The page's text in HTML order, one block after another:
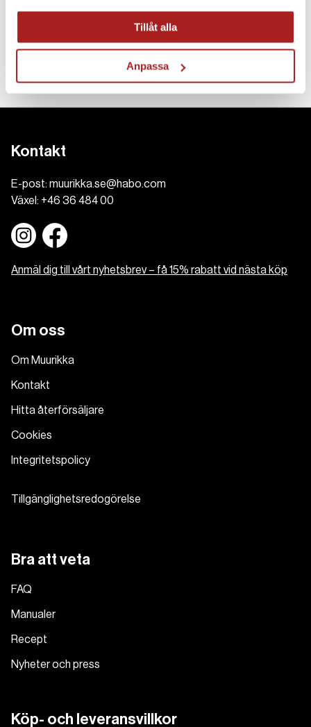
Tillåt alla
Anpassa
Vikt stekhäll: 5,2 kg
Kontakt
E-post: muurikka.se@habo.com
Växel: +46 36 484 00
Anmäl dig till vårt nyhetsbrev – få 15% rabatt vid nästa köp
Om oss
Om Muurikka
Kontakt
Hitta återförsäljare
Cookies
Integritetspolicy
Tillgänglighetsredogörelse
Bra att veta
FAQ
Manualer
Recept
Nyheter och press
Köp- och leveransvillkor